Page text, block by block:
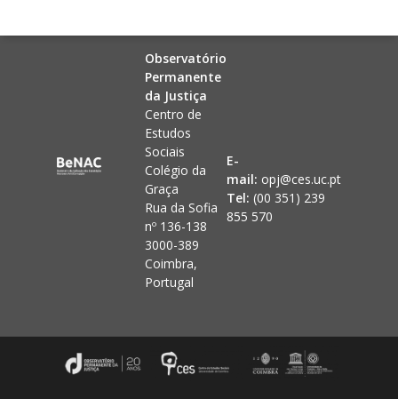
Observatório
Permanente
da Justiça
Centro de
Estudos
Sociais
Colégio da
Graça
Rua da Sofia
nº 136-138
3000-389
Coimbra,
Portugal
E-
mail: opj@ces.uc.pt
Tel: (00 351) 239
855 570